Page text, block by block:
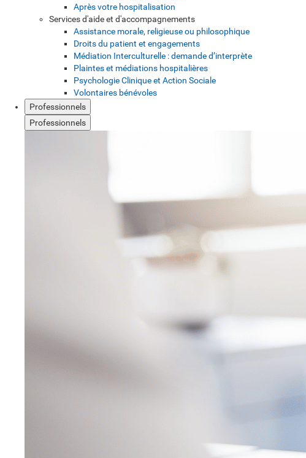
Après votre hospitalisation
Services d'aide et d'accompagnements
Assistance morale, religieuse ou philosophique
Droits du patient et engagements
Médiation Interculturelle : demande d’interprète
Plaintes et médiations hospitalières
Psychologie Clinique et Action Sociale
Volontaires bénévoles
Professionnels
Professionnels